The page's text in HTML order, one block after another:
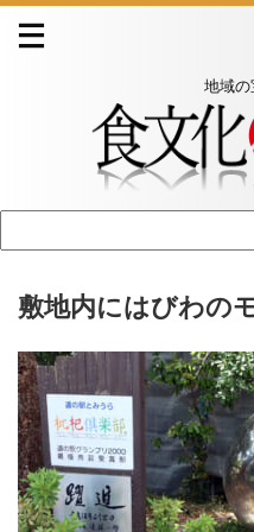
地域
敷地内にはびわの